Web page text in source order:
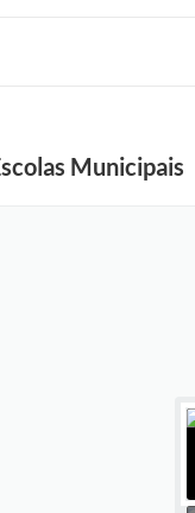
Municipais